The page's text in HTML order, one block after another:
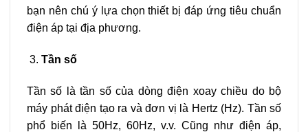
bạn nên chú ý lựa chọn thiết bị đáp ứng tiêu chuẩn
điện áp tại địa phương.
Tần số
Tần số là tần số của dòng điện xoay chiều do bộ
máy phát điện tạo ra và đơn vị là Hertz (Hz). Tần số
phổ biến là 50Hz, 60Hz, v.v. Cũng như điện áp,